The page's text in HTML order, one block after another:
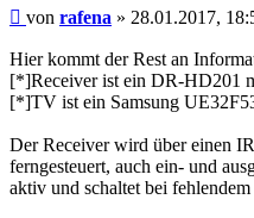
Beitrag
von rafena » 28.01.2017,
Hier kommt der Rest an
[*]Receiver ist ein DR-HD201
[*]TV ist ein Samsung
Der Receiver wird über einen
ferngesteuert, auch ein- und
aktiv und schaltet bei